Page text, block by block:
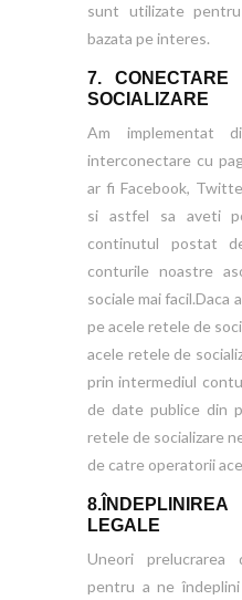
sunt utilizate
bazata pe interes.
7.
SOCIALIZARE
Am implementat
interconectare cu
ar fi Facebook,
si astfel sa aveti
continutul postat
conturile noastre
sociale mai
pe acele retele de
acele retele de
prin intermediul
de date publice din
retele de socializare
de catre operatorii
LEGALE
Uneori prelucrarea
pentru a ne